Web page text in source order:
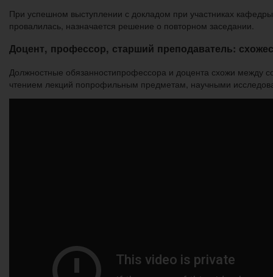
При успешном выступлении с докладом при участниках
провалилась, назначается решение о повторном заседании.
Доцент, профессор, старший преподаватель:
Должностные обязанностипрофессора и доцента схожи между
чтением лекций попрофильным предметам, научными